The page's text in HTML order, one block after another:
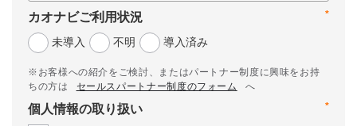
*
カオナビご利用状況
未導入
不明 導入済み
※お客様への紹介をご検討、またはパートナー制度に興味をお持
ちの方は
セールスパートナー制度のフォーム
へ
*
個人情報の取り扱い